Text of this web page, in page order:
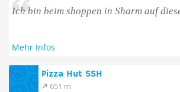
Ich bin beim shoppen in Sharm auf
Mehr Infos
Pizza Hut SSH
651 m